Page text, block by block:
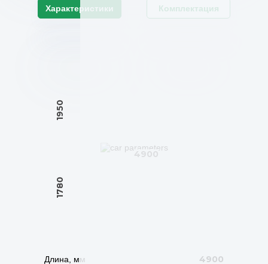
Характеристики Комплектация
1950
1780
Длина, мм 4900